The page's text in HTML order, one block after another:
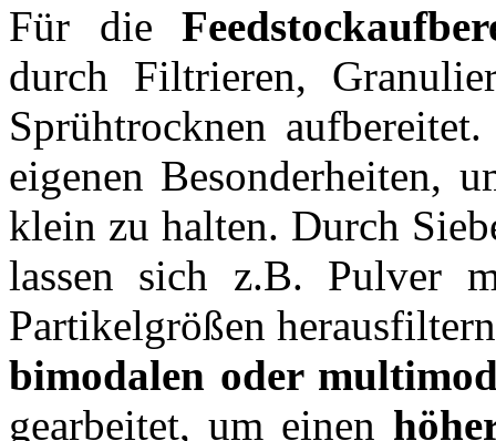
Für die
durch Filtrieren,
Sprühtrocknen
eigenen Besonderheiten,
klein zu halten. Durch
lassen sich z.B. Pulver
Partikelgrößen
bimodalen oder
gearbeitet, um einen